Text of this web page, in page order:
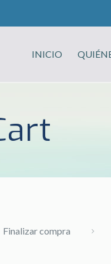
INICIO
Finalizar compra